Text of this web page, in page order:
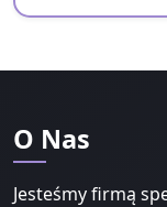
O Nas
Jesteśmy firmą